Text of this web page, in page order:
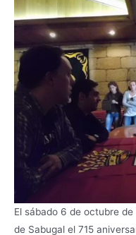
El sábado 6 de octubre
de Sabugal el 715